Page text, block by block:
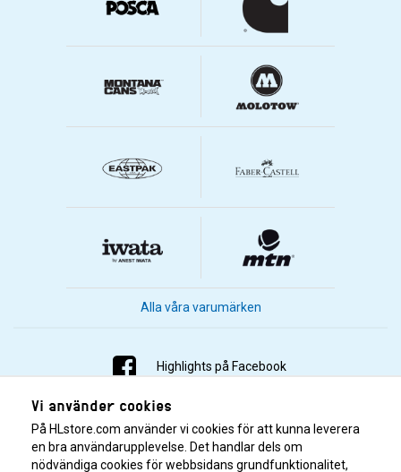
Alla våra varumärken
Highlights på Facebook
Highlights på Instagram
Highlights på Youtube
Vi använder cookies
På HLstore.com använder vi cookies för att kunna leverera
en bra användarupplevelse. Det handlar dels om
nödvändiga cookies för webbsidans grundfunktionalitet,